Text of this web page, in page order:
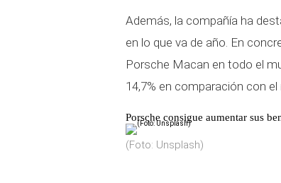
Además, la compañía ha
en lo que va de año. En
Porsche Macan en todo el
14,7% en comparación con
Porsche consigue aumentar sus
(Foto: Unsplash)